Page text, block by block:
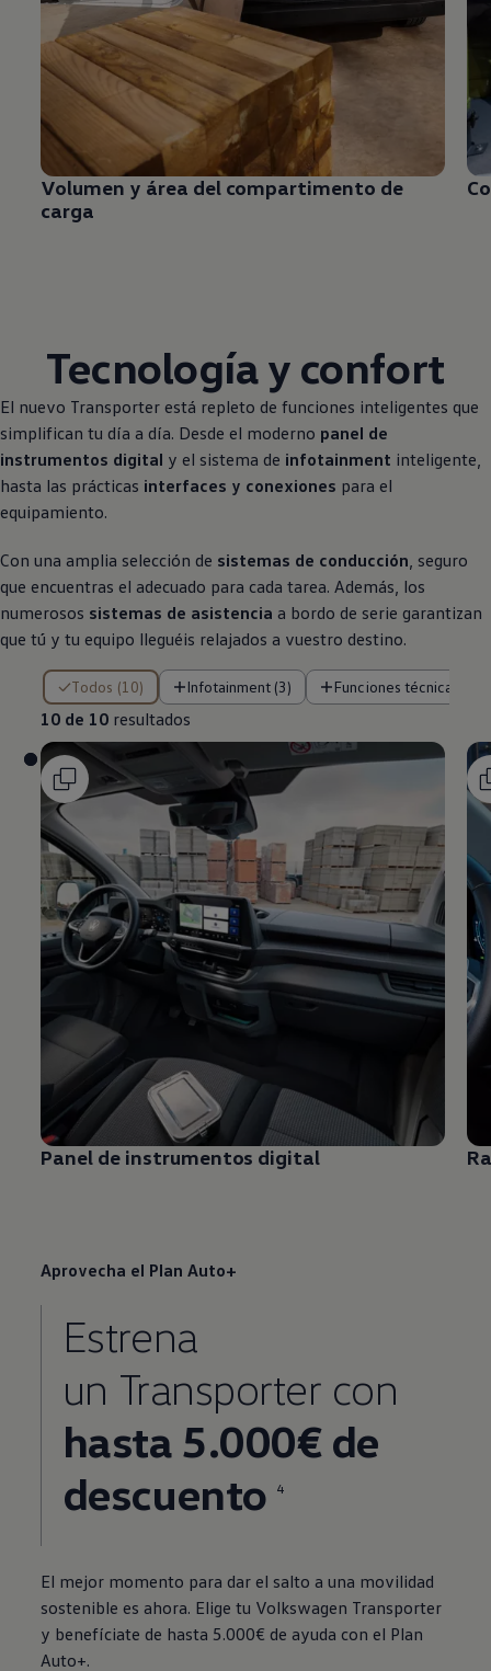
Volumen y área del compartimento de
carga
Tecnología y confort
El nuevo Transporter está repleto de funciones inteligentes que
simplifican tu día a día. Desde el moderno panel de
instrumentos digital y el sistema de infotainment inteligente,
hasta las prácticas interfaces y conexiones para el
equipamiento.
Con una amplia selección de sistemas de conducción , seguro
que encuentras el adecuado para cada tarea. Además, los
numerosos sistemas de asistencia a bordo de serie garantizan
que tú y tu equipo lleguéis relajados a vuestro destino.
Todos (10) Infotainment (3) Funciones técnicas (3)
10 de 10 resultados
10 de 10 resultados
Panel de instrumentos digital
Aprovecha el Plan Auto+
Estrena
un Transportercon
hasta 5.000€ de
descuento
4
El mejor momento para dar el salto a una movilidad
sostenible es ahora. Elige tu Volkswagen Transporter
y benefíciate de hasta 5.000€ de ayuda con el Plan
Auto+.